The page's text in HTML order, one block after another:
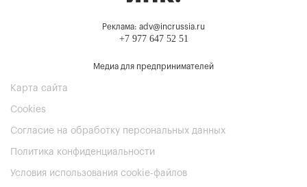
Реклама: adv@incrussia.ru
+7 977 647 52 51
Медиа для предпринимателей
Карта сайта
Cookies
Согласие на обработку персональных данных
Политика конфиденциальности
Условия использования cookie-файлов